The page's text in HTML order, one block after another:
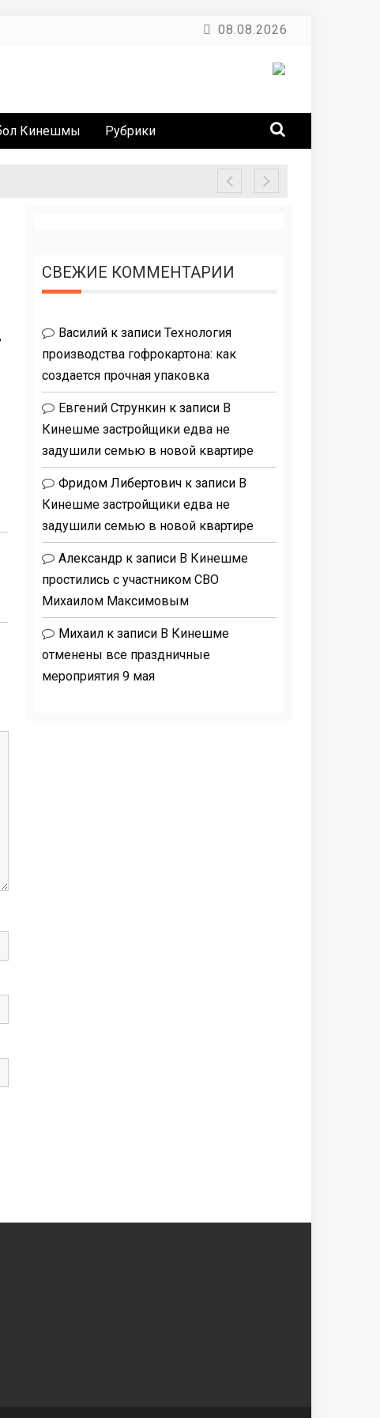
08.08.2026
Кинешмы Рубрики
СВЕЖИЕ КОММЕНТАРИИ
Василий к записиТехнология
производства гофрокартона: как
создается прочная упаковка
Евгений Стрункин к записи В
Кинешме застройщики едва не
задушили семью в новой квартире
Фридом Либертович к записи В
Кинешме застройщики едва не
задушили семью в новой квартире
Александр к записи В Кинешме
простились с участником СВО
Михаилом Максимовым
Михаил к записи В Кинешме
отменены все праздничные
мероприятия 9 мая